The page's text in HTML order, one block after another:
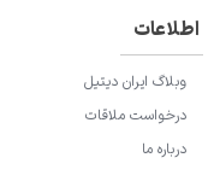
اطلاعات
وبلاگ ایران دیتیل
درخواست ملاقات
درباره ما